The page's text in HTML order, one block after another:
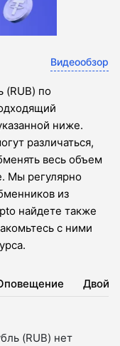
Видеообзор
(RUB) по
ниже.
различаться,
весь объем
Мы регулярно
из
найдете также
с ними
(RUB) нет